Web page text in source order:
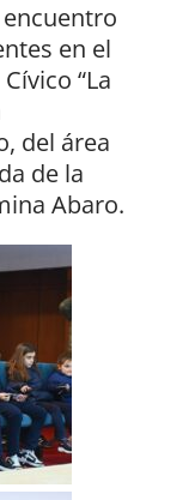
en el
“La
del área
de la
Abaro.